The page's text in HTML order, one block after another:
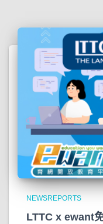
NEWSREPORTS
LTTC x ewant